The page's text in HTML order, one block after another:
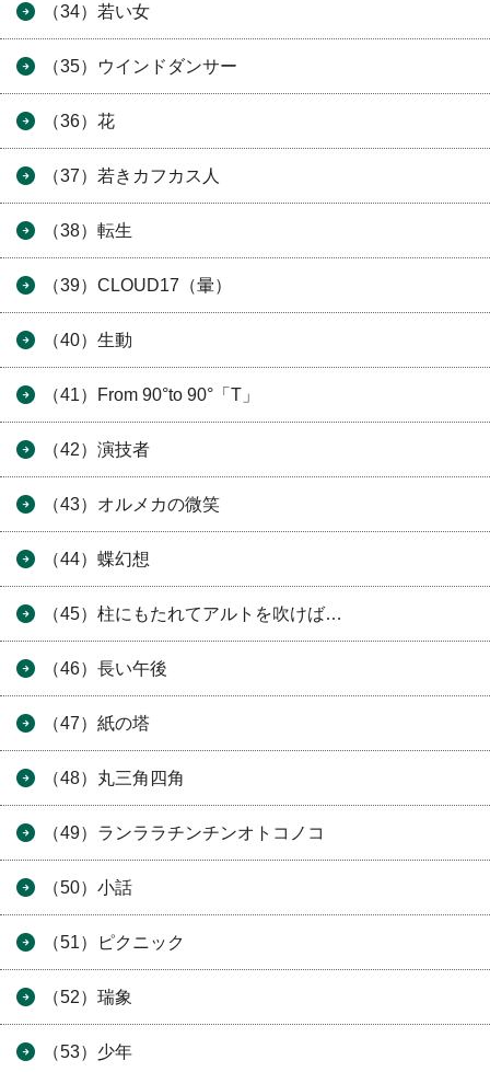
（34）若い女
（35）ウインドダンサー
（36）花
（37）若きカフカス人
（38）転生
（39）CLOUD17（暈）
（40）生動
（41）From 90°to 90°「T」
（42）演技者
（43）オルメカの微笑
（44）蝶幻想
（45）柱にもたれてアルトを吹けば…
（46）長い午後
（47）紙の塔
（48）丸三角四角
（49）ランララチンチンオトコノコ
（50）小話
（51）ピクニック
（52）瑞象
（53）少年